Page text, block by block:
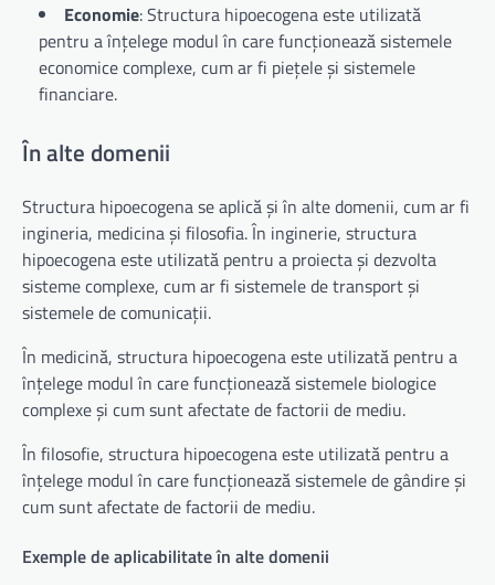
Economie: Structura hipoecogena este utilizată
pentru a înțelege modul în care funcționează sistemele
economice complexe, cum ar fi piețele și sistemele
financiare.
În alte domenii
Structura hipoecogena se aplică și în alte domenii, cum ar fi
ingineria, medicina și filosofia. În inginerie, structura
hipoecogena este utilizată pentru a proiecta și dezvolta
sisteme complexe, cum ar fi sistemele de transport și
sistemele de comunicații.
În medicină, structura hipoecogena este utilizată pentru a
înțelege modul în care funcționează sistemele biologice
complexe și cum sunt afectate de factorii de mediu.
În filosofie, structura hipoecogena este utilizată pentru a
înțelege modul în care funcționează sistemele de gândire și
cum sunt afectate de factorii de mediu.
Exemple de aplicabilitate în alte domenii